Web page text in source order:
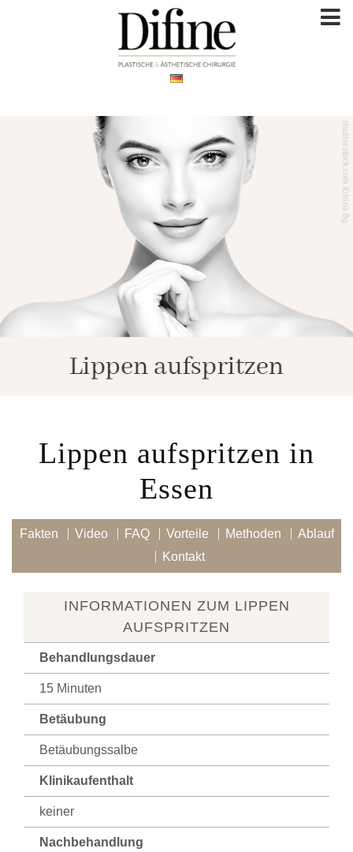
Lippen aufspritzen in
Essen
Fakten Video FAQ Vorteile Methoden
Ablauf
Kontakt
INFOR­MA­TIO­NEN ZUM LIPPEN
AUFSPRITZEN
Behandlungsdauer
15 Minuten
Betäubung
Betäubungssalbe
Klinikaufenthalt
keiner
Nachbehandlung